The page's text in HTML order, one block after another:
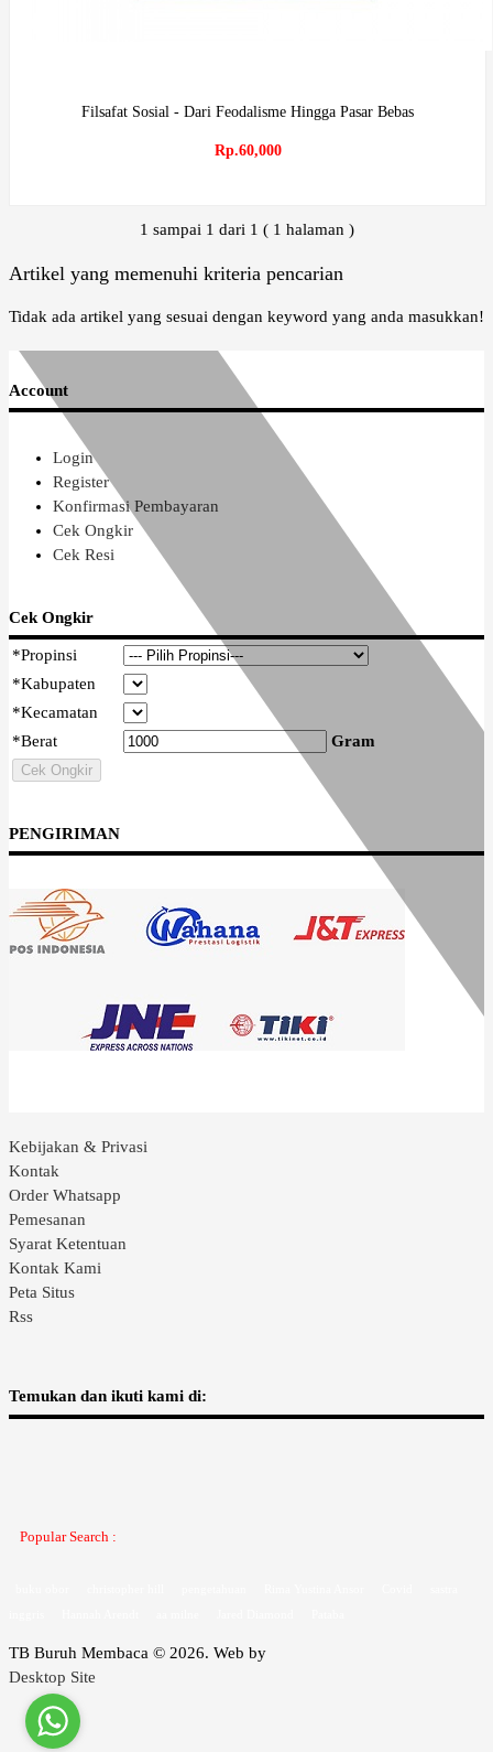
Filsafat Sosial - Dari Feodalisme Hingga Pasar Bebas
Rp.60,000
1 sampai 1 dari 1 ( 1 halaman )
Artikel yang memenuhi kriteria pencarian
Tidak ada artikel yang sesuai dengan keyword yang anda masukkan!
Account
Login
Register
Konfirmasi Pembayaran
Cek Ongkir
Cek Resi
Cek Ongkir
*Propinsi
*Kabupaten
*Kecamatan
*Berat Gram
Cek Ongkir
PENGIRIMAN
Kebijakan & Privasi
Kontak
Order Whatsapp
Pemesanan
Syarat Ketentuan
Kontak Kami
Peta Situs
Rss
Temukan dan ikuti kami di:
Popular Search :
TB Buruh Membaca © 2026. Web by
Desktop Site